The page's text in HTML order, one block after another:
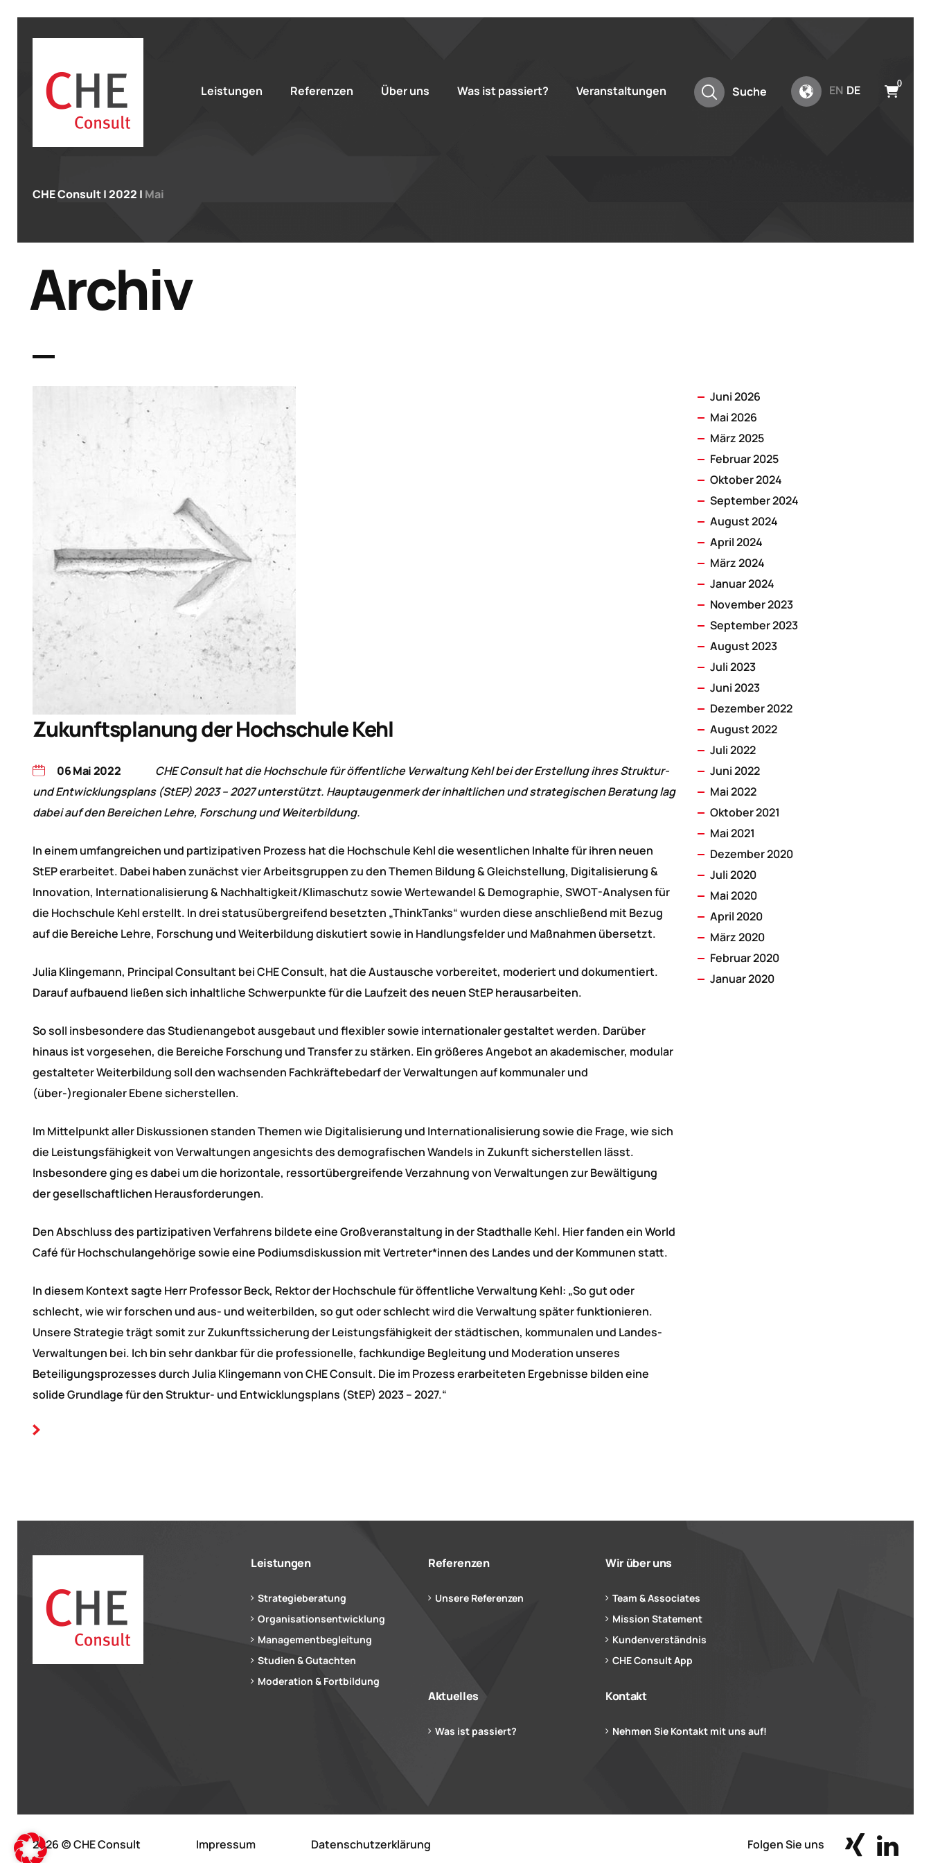
Leistungen Referenzen Über uns Was ist passiert? Veranstaltungen Suche EN DE 0
CHE Consult|2022 | Mai
Archiv
Zukunftsplanung der Hochschule Kehl
06 Mai 2022
CHE Consult hat die Hochschule für öffentliche Verwaltung Kehl bei der Erstellung ihres Struktur-
und Entwicklungsplans (StEP) 2023 – 2027 unterstützt. Hauptaugenmerk der inhaltlichen und strategischen Beratung lag
dabei auf den Bereichen Lehre, Forschung und Weiterbildung.
In einem umfangreichen und partizipativen Prozess hat die Hochschule Kehl die wesentlichen Inhalte für ihren neuen
StEP erarbeitet. Dabei haben zunächst vier Arbeitsgruppen zu den Themen Bildung & Gleichstellung, Digitalisierung &
Innovation, Internationalisierung & Nachhaltigkeit/Klimaschutz sowie Wertewandel & Demographie, SWOT-Analysen für
die Hochschule Kehl erstellt. In drei statusübergreifend besetzten „ThinkTanks“ wurden diese anschließend mit Bezug
auf die Bereiche Lehre, Forschung und Weiterbildung diskutiert sowie in Handlungsfelder und Maßnahmen übersetzt.
Julia Klingemann, Principal Consultant bei CHE Consult, hat die Austausche vorbereitet, moderiert und dokumentiert.
Darauf aufbauend ließen sich inhaltliche Schwerpunkte für die Laufzeit des neuen StEP herausarbeiten.
So soll insbesondere das Studienangebot ausgebaut und flexibler sowie internationaler gestaltet werden. Darüber
hinaus ist vorgesehen, die Bereiche Forschung und Transfer zu stärken. Ein größeres Angebot an akademischer, modular
gestalteter Weiterbildung soll den wachsenden Fachkräftebedarf der Verwaltungen auf kommunaler und
(über-)regionaler Ebene sicherstellen.
Im Mittelpunkt aller Diskussionen standen Themen wie Digitalisierung und Internationalisierung sowie die Frage, wie sich
die Leistungsfähigkeit von Verwaltungen angesichts des demografischen Wandels in Zukunft sicherstellen lässt.
Insbesondere ging es dabei um die horizontale, ressortübergreifende Verzahnung von Verwaltungen zur Bewältigung
der gesellschaftlichen Herausforderungen.
Den Abschluss des partizipativen Verfahrens bildete eine Großveranstaltung in der Stadthalle Kehl. Hier fanden ein World
Café für Hochschulangehörige sowie eine Podiumsdiskussion mit Vertreter*innen des Landes und der Kommunen statt.
In diesem Kontext sagte Herr Professor Beck, Rektor der Hochschule für öffentliche Verwaltung Kehl: „So gut oder
schlecht, wie wir forschen und aus- und weiterbilden, so gut oder schlecht wird die Verwaltung später funktionieren.
Unsere Strategie trägt somit zur Zukunftssicherung der Leistungsfähigkeit der städtischen, kommunalen und Landes-
Verwaltungen bei. Ich bin sehr dankbar für die professionelle, fachkundige Begleitung und Moderation unseres
Beteiligungsprozesses durch Julia Klingemann von CHE Consult. Die im Prozess erarbeiteten Ergebnisse bilden eine
solide Grundlage für den Struktur- und Entwicklungsplans (StEP) 2023 – 2027.“
Juni 2026
Mai 2026
März 2025
Februar 2025
Oktober 2024
September 2024
August 2024
April 2024
März 2024
Januar 2024
November 2023
September 2023
August 2023
Juli 2023
Juni 2023
Dezember 2022
August 2022
Juli 2022
Juni 2022
Mai 2022
Oktober 2021
Mai 2021
Dezember 2020
Juli 2020
Mai 2020
April 2020
März 2020
Februar 2020
Januar 2020
Leistungen
Strategieberatung
Organisationsentwicklung
Managementbegleitung
Studien & Gutachten
Moderation & Fortbildung
Referenzen
Unsere Referenzen
Wir über uns
Team & Associates
Mission Statement
Kundenverständnis
CHE Consult App
Aktuelles
Was ist passiert?
Kontakt
Nehmen Sie Kontakt mit uns auf!
2026 (c) CHE Consult Impressum Datenschutzerklärung Folgen Sie uns